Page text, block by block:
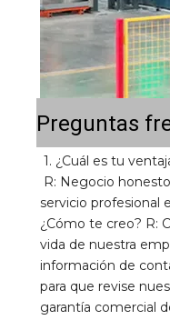
Preguntas
1. ¿Cuál es tu
R: Negocio
servicio profesional
¿Cómo te creo? R:
vida de nuestra
información de
para que revise
garantía comercial